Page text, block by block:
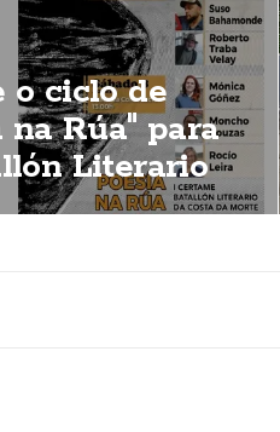
o ciclo de
na Rúa" para
Literario